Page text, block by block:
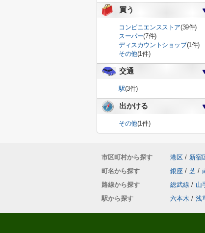
買う
コンビニエンスストア(39件)
スーパー(7件)
ディスカウントショップ(1件)
その他(1件)
交通
駅(3件)
出かける
その他(1件)
市区町村から探す 港区 / 新宿
町名から探す
銀座 / 芝 /
路線から探す
総武線 / 山
駅から探す
六本木 / 浅